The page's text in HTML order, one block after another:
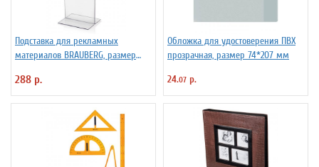
Подставка для рекламных
материалов BRAUBERG, размер
двусторонняя, оргст
288 р.
Обложка для удостоверения ПВХ
прозрачная, размер 74*207 мм
24.07 р.